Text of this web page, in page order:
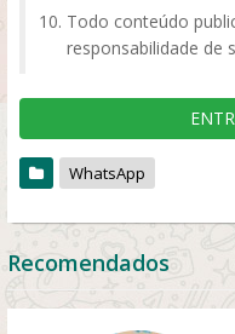
Todo conteúdo
responsabilidade de
WhatsApp
Recomendados